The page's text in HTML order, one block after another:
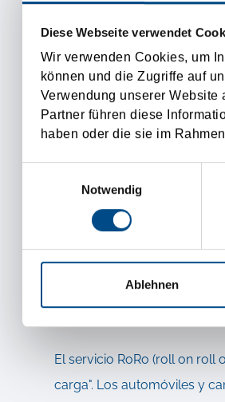
Diese Webseite verwendet
Wir verwenden Cookies, um
können und die Zugriffe auf
Verwendung unserer Website
Partner führen diese
haben oder die sie im
Notwendig
Ablehnen
contaminación de los gases
combinado alrededor del
llamado "Servicio Piggy
protección ambiental.
La carga tampoco se
Aérea" o carga aérea, que
El transporte
resultado el
El servicio RoRo (roll on roll
carga". Los automóviles y